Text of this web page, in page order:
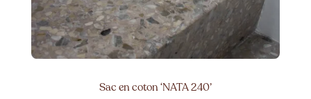
Sac en coton ‘NATA 240’